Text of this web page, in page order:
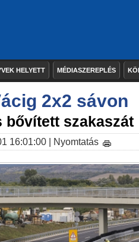
HELYETT MÉDIASZEREPLÉS
2x2 sávon
bővített szakaszát
16:01:00 | Nyomtatás